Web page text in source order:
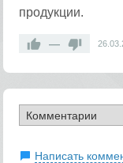
продукции.
—
Написать